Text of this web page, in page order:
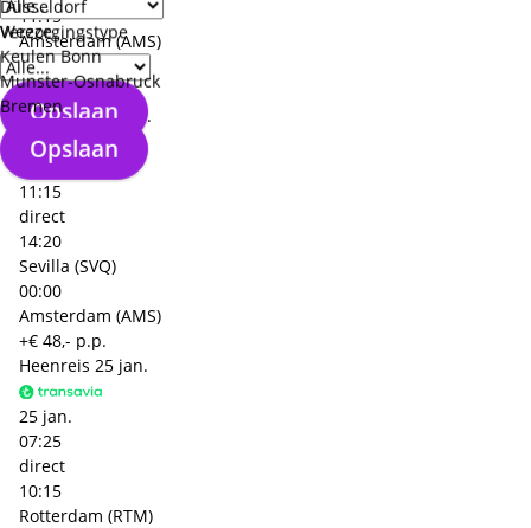
Verzorgingstype
Opslaan
Düsseldorf
Weeze
Keulen Bonn
Munster-Osnabruck
Bremen
Opslaan
11:15
Amsterdam (AMS)
00:00
Malaga (AGP)
Terugreis 29 jan.
29 jan.
11:15
direct
14:20
Sevilla (SVQ)
00:00
Amsterdam (AMS)
+€ 48,- p.p.
Heenreis 25 jan.
25 jan.
07:25
direct
10:15
Rotterdam (RTM)